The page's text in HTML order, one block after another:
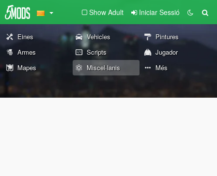
Show Adult Iniciar Sessió
Eines Vehicles
Pintures
Armes
Scripts
Jugador
Mapes
Miscel·lanis Més